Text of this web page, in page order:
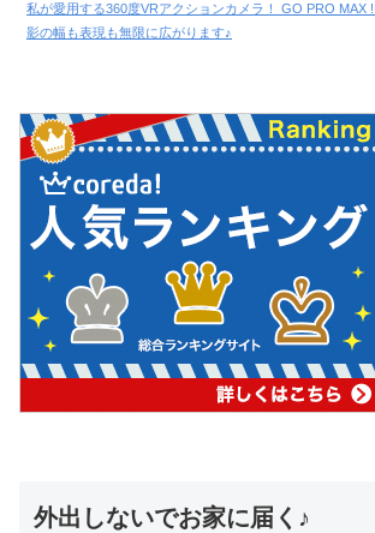
私が愛用する360度VRアクションカメラ！ GO PRO MAX
影の幅も表現も無限に広がります♪
外出しないでお家に届く♪